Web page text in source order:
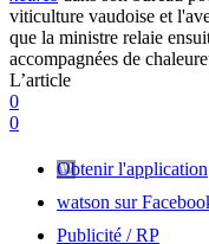
viticulture vaudoise et
que la ministre relaie
accompagnées de
L’article
0
0
Obtenir l'application
watson sur
Publicité / RP